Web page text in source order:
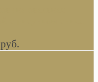
овальная
с рисунком синяя